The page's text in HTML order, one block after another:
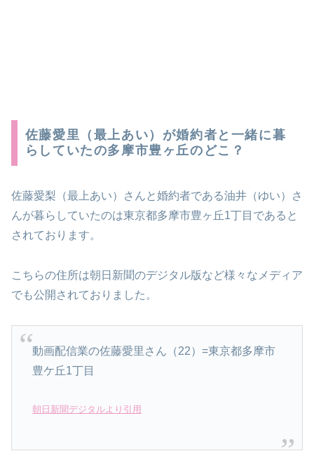
佐藤愛里（最上あい）が婚約者と一緒に暮
らしていたの多摩市豊ヶ丘のどこ？
佐藤愛梨（最上あい）さんと婚約者である油井（ゆい）さ
んが暮らしていたのは東京都多摩市豊ヶ丘1丁目であると
されております。
こちらの住所は朝日新聞のデジタル版など様々なメディア
でも公開されておりました。
動画配信業の佐藤愛里さん（22）=東京都多摩市
豊ケ丘1丁目
朝日新聞デジタルより引用